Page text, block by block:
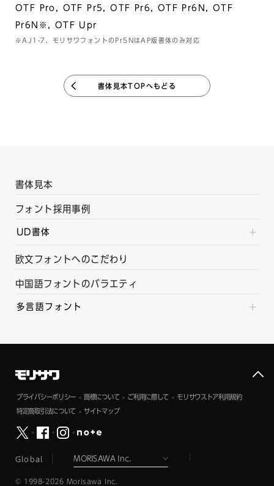
OTF Pro, OTF Pr5, OTF Pr6, OTF Pr6N, OTF
Pr6N※, OTF Upr
※AJ1-7、モリサワフォントのPr5NはAP版書体のみ対応
書体見本TOPへもどる
書体見本
フォント採用事例
UD書体
欧文フォントへのこだわり
中国語フォントのバラエティ
多言語フォント
プライバシーポリシー 商標について ご利用に際して モリサワストア利用規約
特定商取引法について サイトマップ
Global
© 1998-2026 Morisawa Inc.